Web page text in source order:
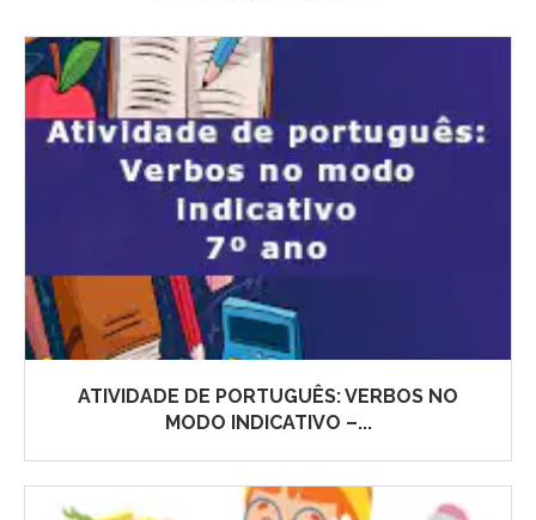
ATIVIDADE DE PORTUGUÊS: VERBOS NO
MODO INDICATIVO –...